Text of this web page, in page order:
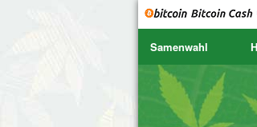
Samenwahl
SENSI SEEDS
SENSI SEEDS